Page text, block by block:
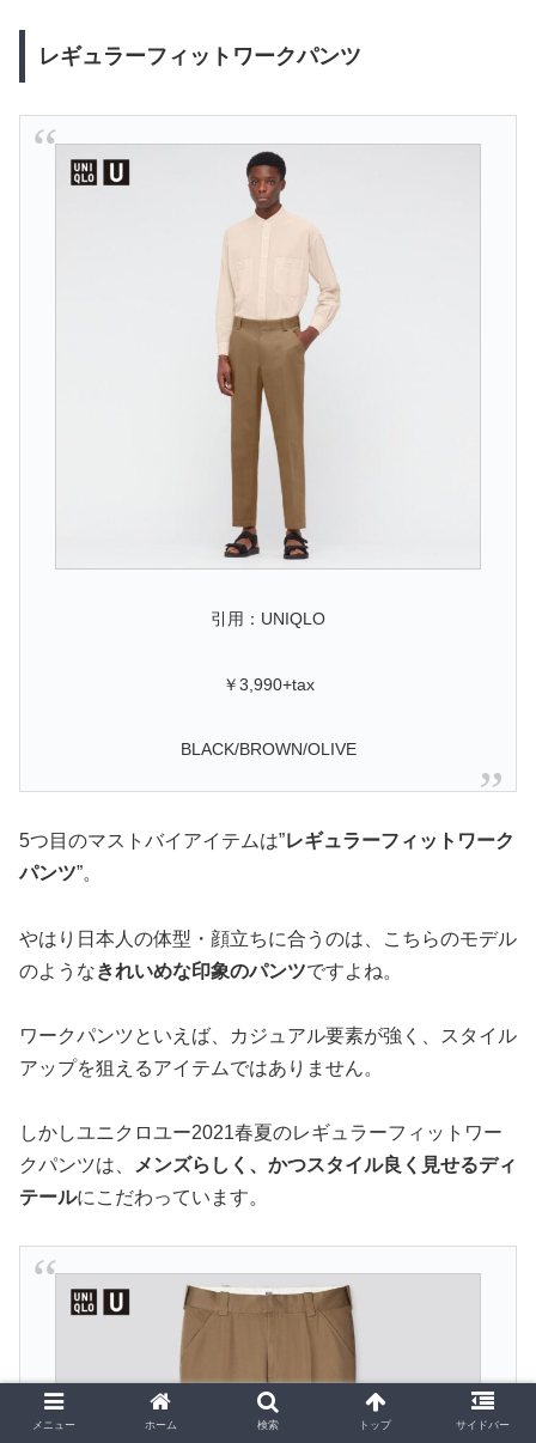
レギュラーフィットワークパンツ
引用：UNIQLO
￥3,990+tax
BLACK/BROWN/OLIVE
5つ目のマストバイアイテムは”レギュラーフィットワーク
パンツ”。
やはり日本人の体型・顔立ちに合うのは、こちらのモデル
のようなきれいめな印象のパンツですよね。
ワークパンツといえば、カジュアル要素が強く、スタイル
アップを狙えるアイテムではありません。
しかしユニクロユー2021春夏のレギュラーフィットワー
クパンツは、
メンズらしく、かつスタイル良く見せるディ
テールにこだわっています。
メニュー ホーム 検索 トップ サイドバー